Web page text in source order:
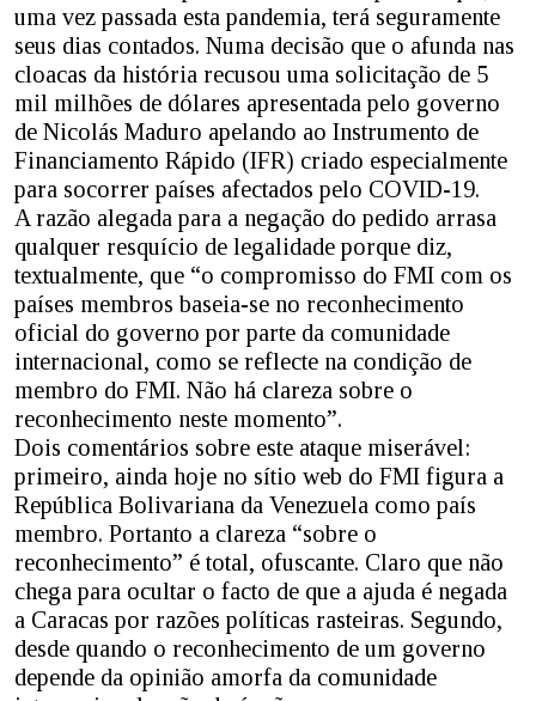
uma vez passada esta pandemia, terá seguramente
seus dias contados. Numa decisão que o afunda nas
cloacas da história recusou uma solicitação de 5
mil milhões de dólares apresentada pelo governo
de Nicolás Maduro apelando ao Instrumento de
Financiamento Rápido (IFR) criado especialmente
para socorrer países afectados pelo COVID-19.
A razão alegada para a negação do pedido arrasa
qualquer resquício de legalidade porque diz,
textualmente, que “o compromisso do FMI com os
países membros baseia-se no reconhecimento
oficial do governo por parte da comunidade
internacional, como se reflecte na condição de
membro do FMI. Não há clareza sobre o
reconhecimento neste momento”.
Dois comentários sobre este ataque miserável:
primeiro, ainda hoje no sítio web do FMI figura a
República Bolivariana da Venezuela como país
membro. Portanto a clareza “sobre o
reconhecimento” é total, ofuscante. Claro que não
chega para ocultar o facto de que a ajuda é negada
a Caracas por razões políticas rasteiras. Segundo,
desde quando o reconhecimento de um governo
depende da opinião amorfa da comunidade